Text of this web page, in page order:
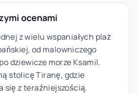
ocenami
z wielu wspaniałych plaż
od malowniczego
dziewicze morze Ksamil.
stolicę Tiranę, gdzie
się z teraźniejszością.